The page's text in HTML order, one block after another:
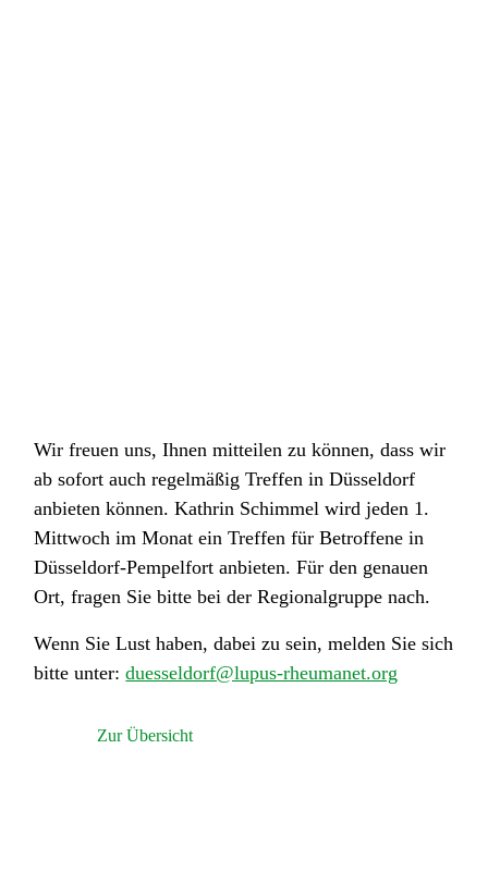
Wir freuen uns, Ihnen mitteilen zu können, dass wir
ab sofort auch regelmäßig Treffen in Düsseldorf
anbieten können. Kathrin Schimmel wird jeden 1.
Mittwoch im Monat ein Treffen für Betroffene in
Düsseldorf-Pempelfort anbieten. Für den genauen
Ort, fragen Sie bitte bei der Regionalgruppe nach.
Wenn Sie Lust haben, dabei zu sein, melden Sie sich
bitte unter:duesseldorf@lupus-rheumanet.org
Zur Übersicht